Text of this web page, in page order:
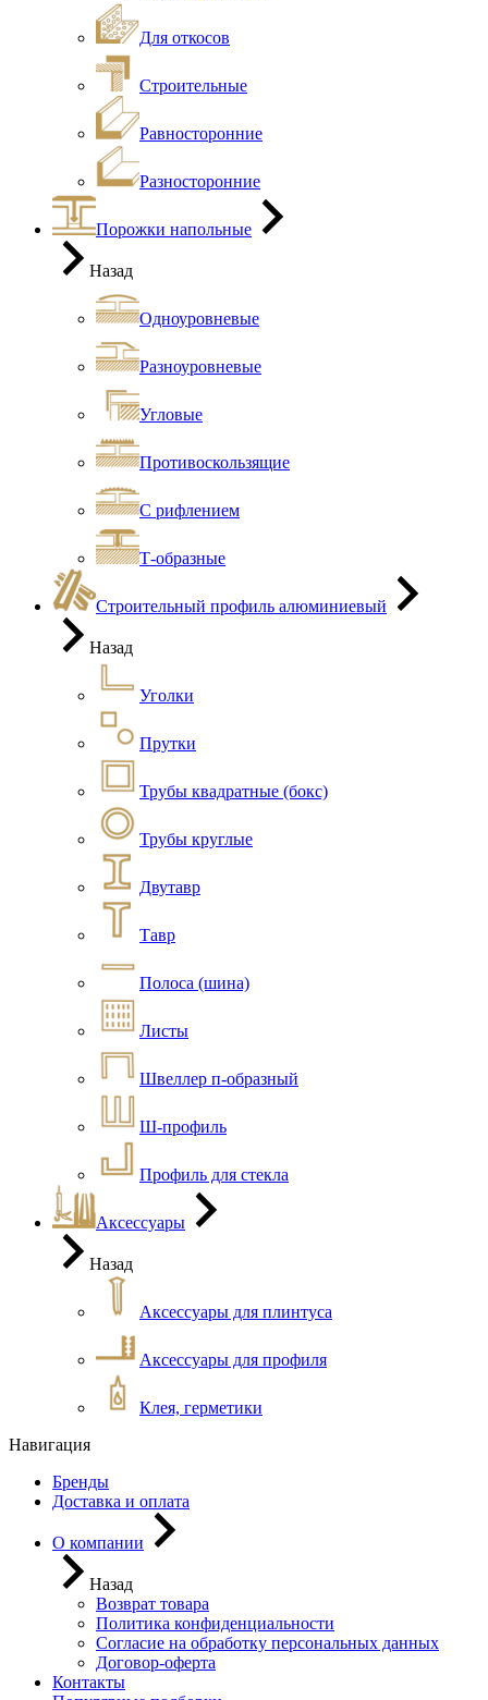
Для откосов
Строительные
Равносторонние
Разносторонние
Порожки напольные
Назад
Одноуровневые
Разноуровневые
Угловые
Противоскользящие
С рифлением
Т-образные
Строительный профиль алюминиевый
Назад
Уголки
Прутки
Трубы квадратные (бокс)
Трубы круглые
Двутавр
Тавр
Полоса (шина)
Листы
Швеллер п-образный
Ш-профиль
Профиль для стекла
Аксессуары
Назад
Аксессуары для плинтуса
Аксессуары для профиля
Клея, герметики
Навигация
Бренды
Доставка и оплата
О компании
Назад
Возврат товара
Политика конфиденциальности
Согласие на обработку персональных данных
Договор-оферта
Контакты